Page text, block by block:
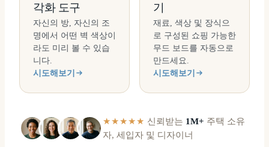
각화 도구
자신의 방, 자신의 조
명에서 어떤 벽 색상이
라도 미리 볼 수 있습
니다.
시도해보기
기
재료, 색상 및 장식으
로 구성된 쇼핑 가능한
무드 보드를 자동으로
만드세요.
시도해보기
★★★★★ 신뢰받는 1M+ 주택 소유
자, 세입자 및 디자이너